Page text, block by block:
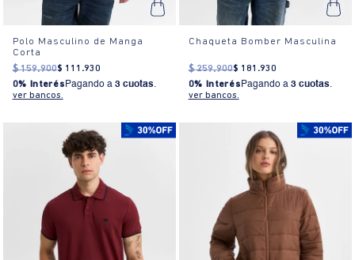
Polo Masculino de Manga
Corta
$ 159.900$ 111 .930
0% Interés Pagando a 3 cuotas.
ver bancos.
Chaqueta Bomber Masculina
$ 259.900$ 181 .930
0% Interés Pagando a 3 cuotas.
ver bancos.